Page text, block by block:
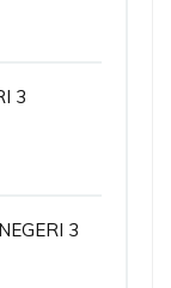
3
3